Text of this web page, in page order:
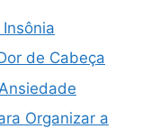
de Cabeça
Organizar a